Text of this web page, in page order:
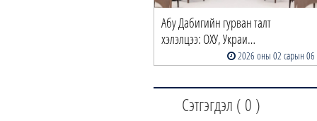
Абу Дабигийн гурван талт
хэлэлцээ: ОХУ, Украи…
2026 оны 02 сарын 06
Сэтгэгдэл ( 0 )